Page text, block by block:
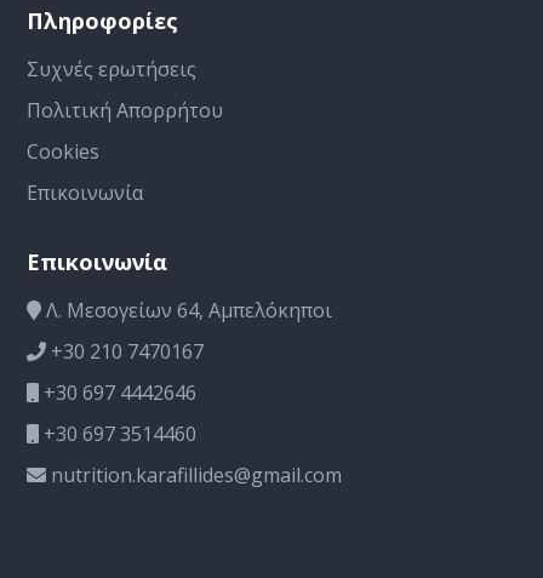
Πληροφορίες
Συχνές ερωτήσεις
Πολιτική Απορρήτου
Cookies
Επικοινωνία
Επικοινωνία
Λ. Μεσογείων 64, Αμπελόκηποι
+30 210 7470167
+30 697 4442646
+30 697 3514460
nutrition.karafillides@gmail.com